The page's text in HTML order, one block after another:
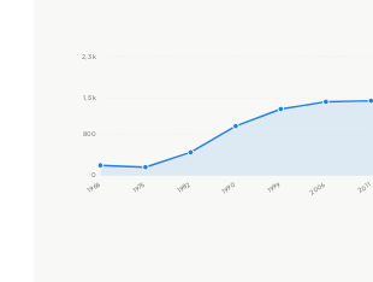
0
800
1,5 k
2,3 k
1968 1975 1982 1990 1999 2006 2011